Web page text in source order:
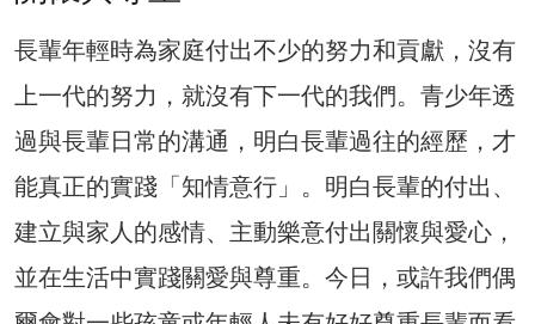
長輩年輕時為家庭付出不少的努力和貢獻，沒有
上一代的努力，就沒有下一代的我們。青少年透
過與長輩日常的溝通，明白長輩過往的經歷，才
能真正的實踐「知情意行」。明白長輩的付出、
建立與家人的感情、主動樂意付出關懷與愛心，
並在生活中實踐關愛與尊重。今日，或許我們偶